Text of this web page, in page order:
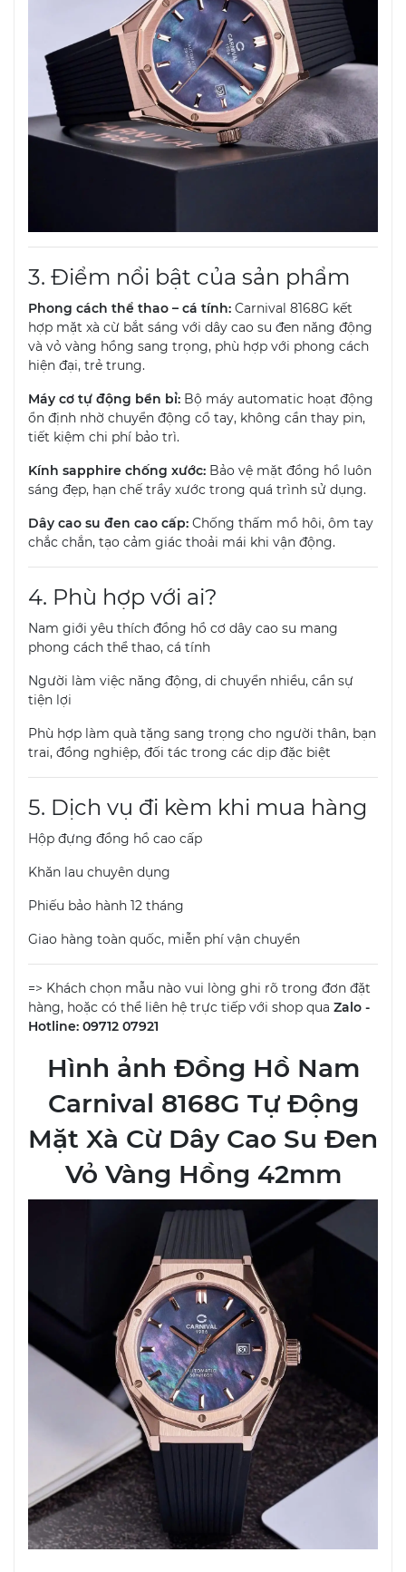
3. Điểm nổi bật của sản phẩm
Phong cách thể thao – cá tính: Carnival 8168G kết
hợp mặt xà cừ bắt sáng với dây cao su đen năng động
và vỏ vàng hồng sang trọng, phù hợp với phong cách
hiện đại, trẻ trung.
Máy cơ tự động bền bỉ: Bộ máy automatic hoạt động
ổn định nhờ chuyển động cổ tay, không cần thay pin,
tiết kiệm chi phí bảo trì.
Kính sapphire chống xước: Bảo vệ mặt đồng hồ luôn
sáng đẹp, hạn chế trầy xước trong quá trình sử dụng.
Dây cao su đen cao cấp: Chống thấm mồ hôi, ôm tay
chắc chắn, tạo cảm giác thoải mái khi vận động.
4. Phù hợp với ai?
Nam giới yêu thích đồng hồ cơ dây cao su mang
phong cách thể thao, cá tính
Người làm việc năng động, di chuyển nhiều, cần sự
tiện lợi
Phù hợp làm quà tặng sang trọng cho người thân, bạn
trai, đồng nghiệp, đối tác trong các dịp đặc biệt
5. Dịch vụ đi kèm khi mua hàng
Hộp đựng đồng hồ cao cấp
Khăn lau chuyên dụng
Phiếu bảo hành 12 tháng
Giao hàng toàn quốc, miễn phí vận chuyển
=> Khách chọn mẫu nào vui lòng ghi rõ trong đơn đặt
hàng, hoặc có thể liên hệ trực tiếp với shop qua Zalo -
Hotline: 09712 07921
Hình ảnh Đồng Hồ Nam
Carnival 8168G Tự Động
Mặt Xà Cừ Dây Cao Su Đen
Vỏ Vàng Hồng 42mm